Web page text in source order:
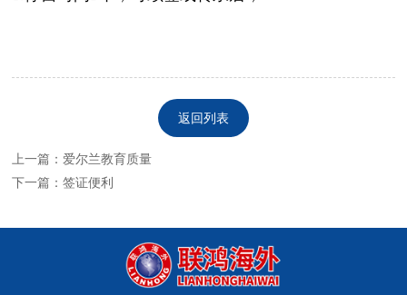
返回列表
上一篇：爱尔兰教育质量
下一篇：签证便利